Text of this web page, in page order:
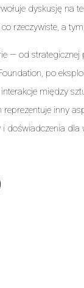
dyskusję na
rzeczywiste, a
— od strategicznej
po
między
reprezentuje inny
i doświadczenia dla